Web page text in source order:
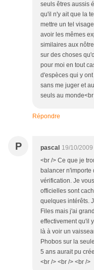
seuls êtres aussis
qu'il n'y ait que la
mettre un tel
avoir les mêmes
similaires aux
sur des choses
pour moi en tout
d'espèces qui y
sans me juger et
seuls au
Répondre
P pascal 19/10/
<br /> Ce que je
balancer n'importe
vérification. Je
officielles sont
quelques intérêts.
Files mais j'ai
effectivement qu'il
là à voir un
Phobos sur la
5 ans aurait pu
<br /> <br /> <br />